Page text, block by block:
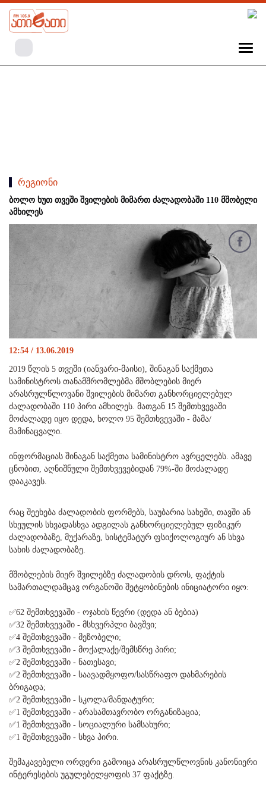
რეგიონი
ბოლო ხუთ თვეში შვილების მიმართ ძალადობაში 110 მშობელი
ამხილეს
12:54 / 13.06.2019
2019 წლის 5 თვეში (იანვარი-მაისი), შინაგან საქმეთა
სამინისტროს თანამშრომლებმა მშობლების მიერ
არასრულწლოვანი შვილების მიმართ განხორციელებულ
ძალადობაში 110 პირი ამხილეს. მათგან 15 შემთხვევაში
მოძალადე იყო დედა, ხოლო 95 შემთხვევაში - მამა/
მამინაცვალი.
ინფორმაციას შინაგან საქმეთა სამინისტრო ავრცელებს. ამავე
ცნობით, აღნიშნული შემთხვევებიდან 79%-ში მოძალადე
დააკავეს.
რაც შეეხება ძალადობის ფორმებს, საუბარია სახეში, თავში ან
სხეულის სხვადასხვა ადგილას განხორციელებულ ფიზიკურ
ძალადობაზე, მუქარაზე, სისტემატურ ფსიქოლოგიურ ან სხვა
სახის ძალადობაზე.
მშობლების მიერ შვილებზე ძალადობის დროს, ფაქტის
სამართალდამცავ ორგანოში შეტყობინების ინიციატორი იყო:
✅62 შემთხვევაში - ოჯახის წევრი (დედა ან ბებია)
✅32 შემთხვევაში - მსხვერპლი ბავშვი;
✅4 შემთხვევაში - მეზობელი;
✅3 შემთხვევაში - მოქალაქე/შემსწრე პირი;
✅2 შემთხვევაში - ნათესავი;
✅2 შემთხვევაში - საავადმყოფო/სასწრაფო დახმარების
ბრიგადა;
✅2 შემთხვევაში - სკოლა/მანდატური;
✅1 შემთხვევაში - არასამთავრობო ორგანიზაცია;
✅1 შემთხვევაში - სოციალური სამსახური;
✅1 შემთხვევაში - სხვა პირი.
შემაკავებელი ორდერი გამოიცა არასრულწლოვნის კანონიერი
ინტერესების უგულებელყოფის 37 ფაქტზე.